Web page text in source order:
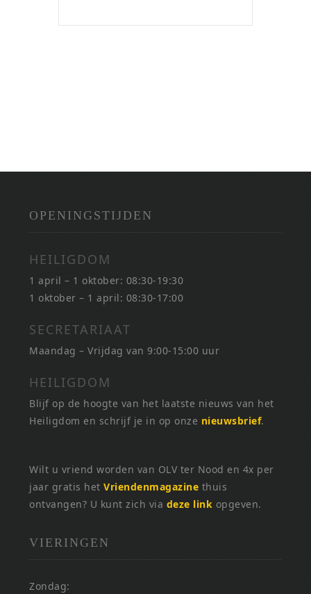
OPENINGSTIJDEN
HEILIGDOM
1 april – 1 oktober: 08:30-19:30
1 oktober – 1 april: 08:30-17:00
SECRETARIAAT
Maandag – Vrijdag van 9:00-15:00 uur
HEILIGDOM
Blijf op de hoogte van het laatste nieuws van het
Heiligdom en schrijf je in op onze nieuwsbrief.
Wilt u vriend worden van OLV ter Nood en 4x per
jaar gratis hetVriendenmagazine thuis
ontvangen? U kunt zich via deze link opgeven.
VIERINGEN
Zondag: